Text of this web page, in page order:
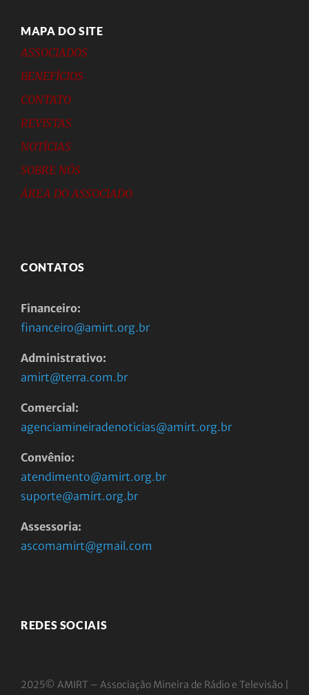
MAPA DO SITE
ASSOCIADOS
BENEFÍCIOS
CONTATO
REVISTAS
NOTÍCIAS
SOBRE NÓS
ÁREA DO ASSOCIADO
CONTATOS
Financeiro:
financeiro@amirt.org.br
Administrativo:
amirt@terra.com.br
Comercial:
agenciamineiradenoticias@amirt.org.br
Convênio:
atendimento@amirt.org.br
suporte@amirt.org.br
Assessoria:
ascomamirt@gmail.com
REDES SOCIAIS
2025© AMIRT – Associação Mineira de Rádio e Televisão |